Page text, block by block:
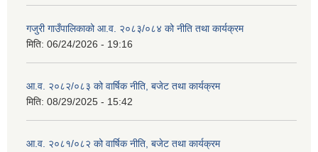
गजुरी गाउँपालिकाको आ.व. २०८३/०८४ को नीति तथा कार्यक्रम
मिति: 06/24/2026 - 19:16
आ.व. २०८२/०८३ को वार्षिक नीति, बजेट तथा कार्यक्रम
मिति: 08/29/2025 - 15:42
आ.व. २०८१/०८२ को वार्षिक नीति, बजेट तथा कार्यक्रम